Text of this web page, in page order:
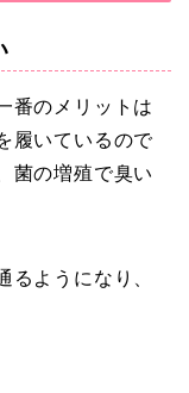
番のメリットは
履いているので
菌の増殖で臭い
るようになり、